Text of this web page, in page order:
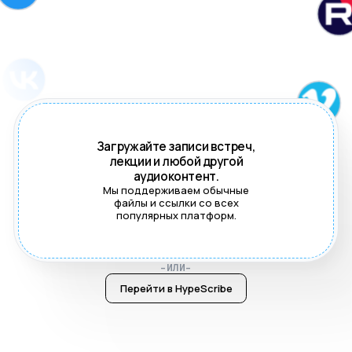
Загружайте записи встреч,
лекции и любой другой
аудиоконтент.
Мы поддерживаем обычные
файлы и ссылки со всех
популярных платформ.
-ИЛИ-
Перейти в HypeScribe